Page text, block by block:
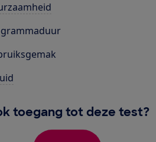
toegang tot deze test?